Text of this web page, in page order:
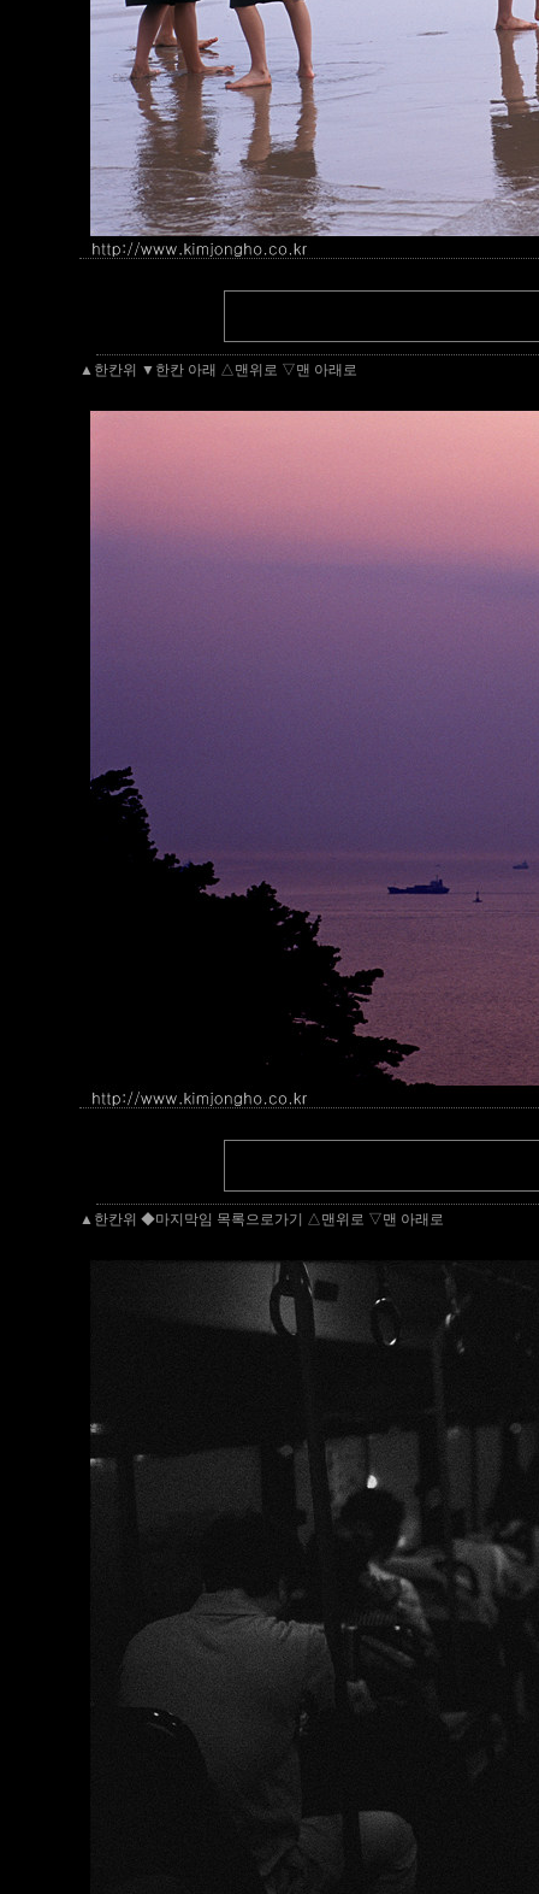
▲한칸위 ▼한칸 아래 △맨위로 ▽맨 아래로
▲한칸위 ◆마지막임 목록으로가기 △맨위로 ▽맨 아래로